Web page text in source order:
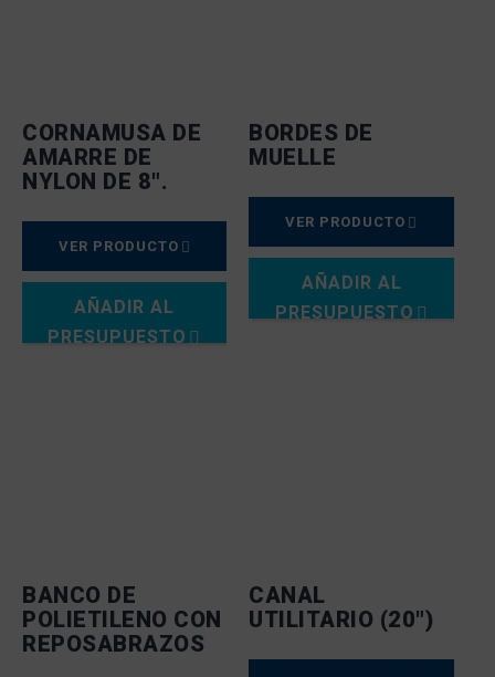
CORNAMUSA DE
AMARRE DE
NYLON DE 8″.
VER PRODUCTO
AÑADIR AL
PRESUPUESTO
BORDES DE
MUELLE
VER PRODUCTO
AÑADIR AL
PRESUPUESTO
BANCO DE
POLIETILENO CON
REPOSABRAZOS
CANAL
UTILITARIO (20″)